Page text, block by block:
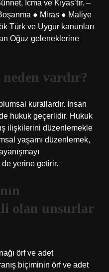
İcma ve Kıyas’tır. –
● Miras ● Maliye
Türk ve Uygur kanunları
Oğuz geleneklerine
vardır?
kurallardır. İnsan
hukuk geçerlidir. Hukuk
ilişkilerini düzenlemekle
yaşamı düzenlemek,
yerine getirir.
olan unsurlar
örf ve adet
biçiminin örf ve adet